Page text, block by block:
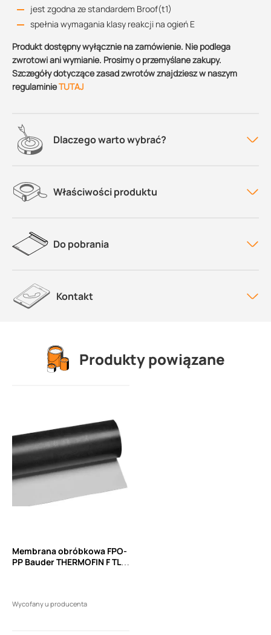
jest zgodna ze standardem Broof(t1)
spełnia wymagania klasy reakcji na ogień E
Produkt dostępny wyłącznie na zamówienie. Nie podlega
zwrotowi ani wymianie. Prosimy o przemyślane zakupy.
Szczegóły dotyczące zasad zwrotów znajdziesz w naszym
regulaminieTUTAJ
Dlaczego warto wybrać?
Właściwości produktu
Do pobrania
Kontakt
Produkty powiązane
Membrana obróbkowa FPO-
PP Bauder THERMOFIN F TL
Wycofany u producenta